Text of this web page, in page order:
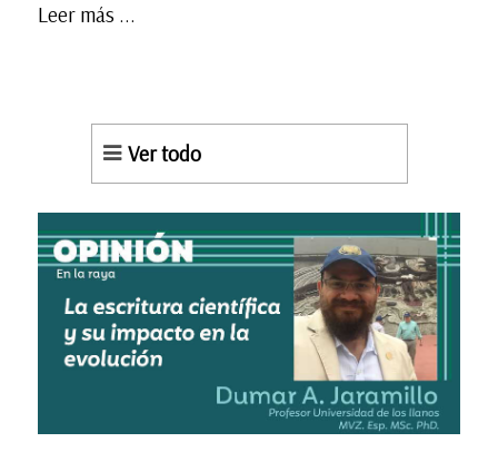
Leer más ...
Ver todo